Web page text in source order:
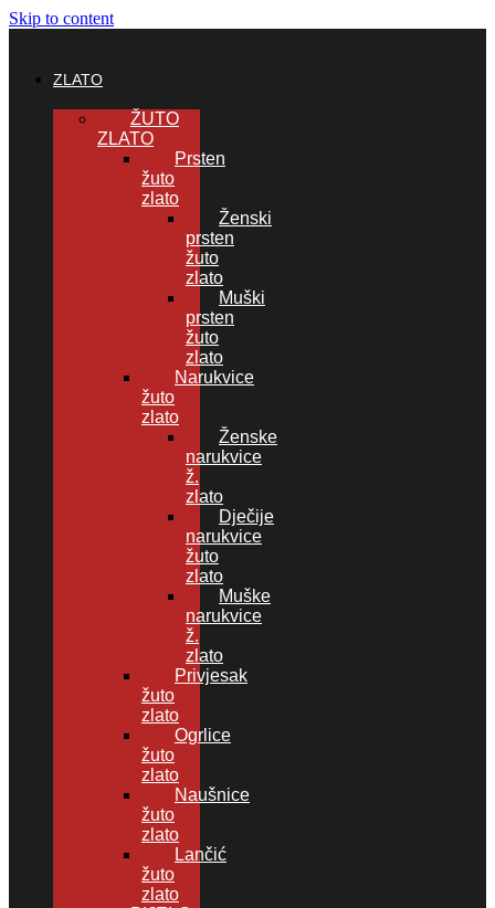
Skip to content
ZLATO
ŽUTO
ZLATO
Prsten
žuto
zlato
Ženski
prsten
žuto
zlato
Muški
prsten
žuto
zlato
Narukvice
žuto
zlato
Ženske
narukvice
ž.
zlato
Dječije
narukvice
žuto
zlato
Muške
narukvice
ž.
zlato
Privjesak
žuto
zlato
Ogrlice
žuto
zlato
Naušnice
žuto
zlato
Lančić
žuto
zlato